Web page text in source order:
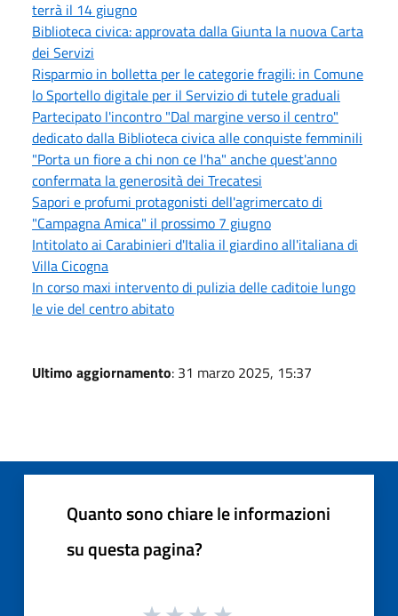
terrà il 14 giugno
Biblioteca civica: approvata dalla Giunta la nuova Carta
dei Servizi
Risparmio in bolletta per le categorie fragili: in Comune
lo Sportello digitale per il Servizio di tutele graduali
Partecipato l'incontro "Dal margine verso il centro"
dedicato dalla Biblioteca civica alle conquiste femminili
"Porta un fiore a chi non ce l'ha" anche quest'anno
confermata la generosità dei Trecatesi
Sapori e profumi protagonisti dell'agrimercato di
"Campagna Amica" il prossimo 7 giugno
Intitolato ai Carabinieri d'Italia il giardino all'italiana di
Villa Cicogna
In corso maxi intervento di pulizia delle caditoie lungo
le vie del centro abitato
Ultimo aggiornamento: 31 marzo 2025, 15:37
Quanto sono chiare le informazioni
su questa pagina?